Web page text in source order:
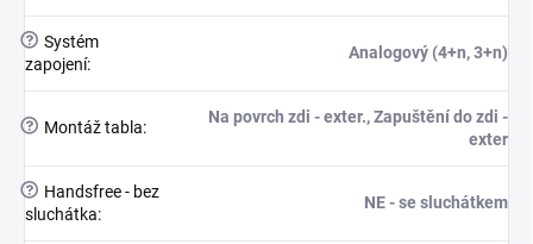
? Systém
zapojení:
Analogový (4+n, 3+n)
? Montáž tabla:
Na povrch zdi - exter., Zapuštění do zdi -
exter
?
Handsfree - bez
sluchátka:
NE - se sluchátkem